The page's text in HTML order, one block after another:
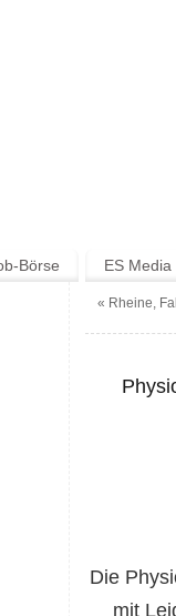
Börse ES
« Rheine,
Die
mit